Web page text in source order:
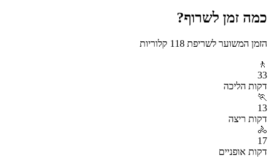
כמה זמן לשרוף?
הזמן המשוער לשריפת 118 קלוריות
🚶
33
דקות הליכה
🏃
13
דקות ריצה
🚴
17
דקות אופניים